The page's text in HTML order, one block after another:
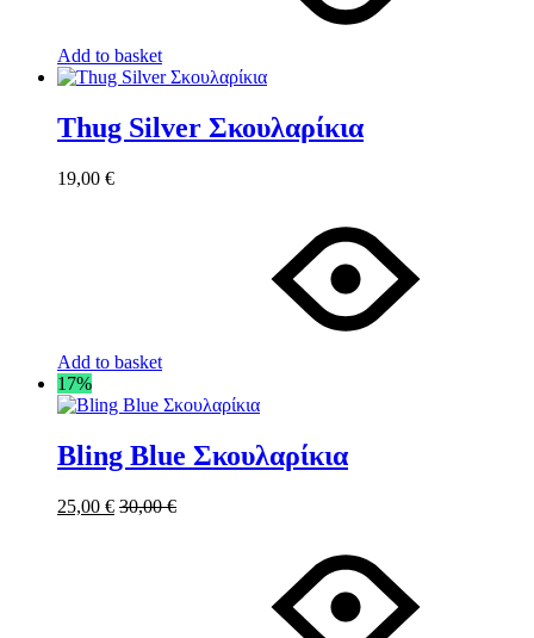
Add to basket
Thug Silver Σκουλαρίκια
19,00 €
Add to basket
17%
Bling Blue Σκουλαρίκια
25,00 € 30,00€